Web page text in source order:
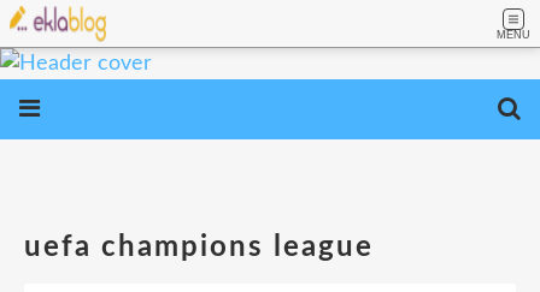
MENU
uefa champions league